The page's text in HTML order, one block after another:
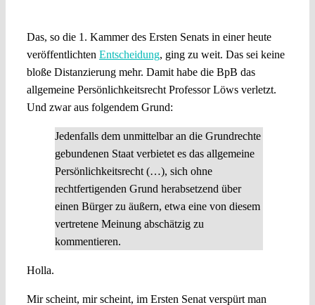
Das, so die 1. Kammer des Ersten Senats in einer heute
veröffentlichten Entscheidung, ging zu weit. Das sei keine
bloße Distanzierung mehr. Damit habe die BpB das
allgemeine Persönlichkeitsrecht Professor Löws verletzt.
Und zwar aus folgendem Grund:
Jedenfalls dem unmittelbar an die Grundrechte
gebundenen Staat verbietet es das allgemeine
Persönlichkeitsrecht (…), sich ohne
rechtfertigenden Grund herabsetzend über
einen Bürger zu äußern, etwa eine von diesem
vertretene Meinung abschätzig zu
kommentieren.
Holla.
Mir scheint, mir scheint, im Ersten Senat verspürt man